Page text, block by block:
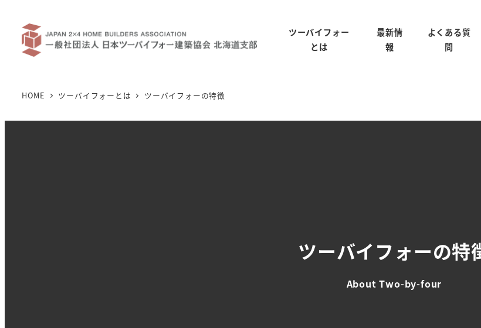
ツーバイフォー
とは
最新情
報
よくある質
問
HOME ツーバイフォーとは ツーバイフォーの特徴
ツーバイフォーの特
About Two-by-four